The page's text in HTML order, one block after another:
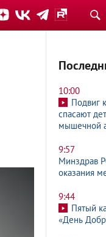
10:00
Подвиг
спасают
мышечной
9:57
Минздрав
оказания
9:44
Пятый
«День